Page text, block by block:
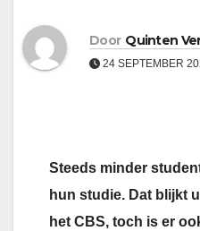
Door Quinten
24 SEPTEMBER
Steeds minder
hun studie. Dat blijkt
het CBS, toch is er